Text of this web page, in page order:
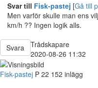
Svar till Fisk-pastej [Gå till
Men varför skulle man ens
km/h ?? Ingen logik alls.
Svara
Trådskapare
2020-08-26 11:32
Fisk-pastej P 22 152 inlägg